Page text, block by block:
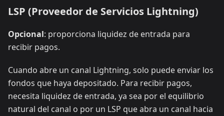
LSP (Proveedor de Servicios Lightning)
Opcional: proporciona liquidez de entrada para
recibir pagos.
Cuando abre un canal Lightning, solo puede enviar los
fondos que haya depositado. Para recibir pagos,
necesita liquidez de entrada, ya sea por el equilibrio
natural del canal o por un LSP que abra un canal hacia